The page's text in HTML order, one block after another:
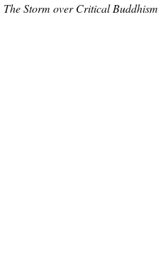
The Storm over Critical Buddhism